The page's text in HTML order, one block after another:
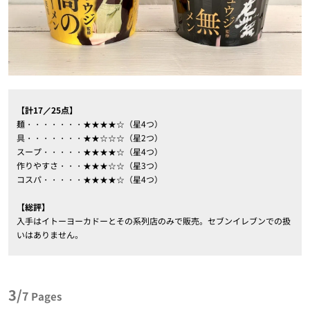
【計17／25点】
麺・・・・・・・★★★★☆（星4つ）
具・・・・・・・★★☆☆☆（星2つ）
スープ・・・・・★★★★☆（星4つ）
作りやすさ・・・★★★☆☆（星3つ）
コスパ・・・・・★★★★☆（星4つ）
【総評】
入手はイトーヨーカドーとその系列店のみで販売。セブンイレブンでの扱
いはありません。
3/7 Pages